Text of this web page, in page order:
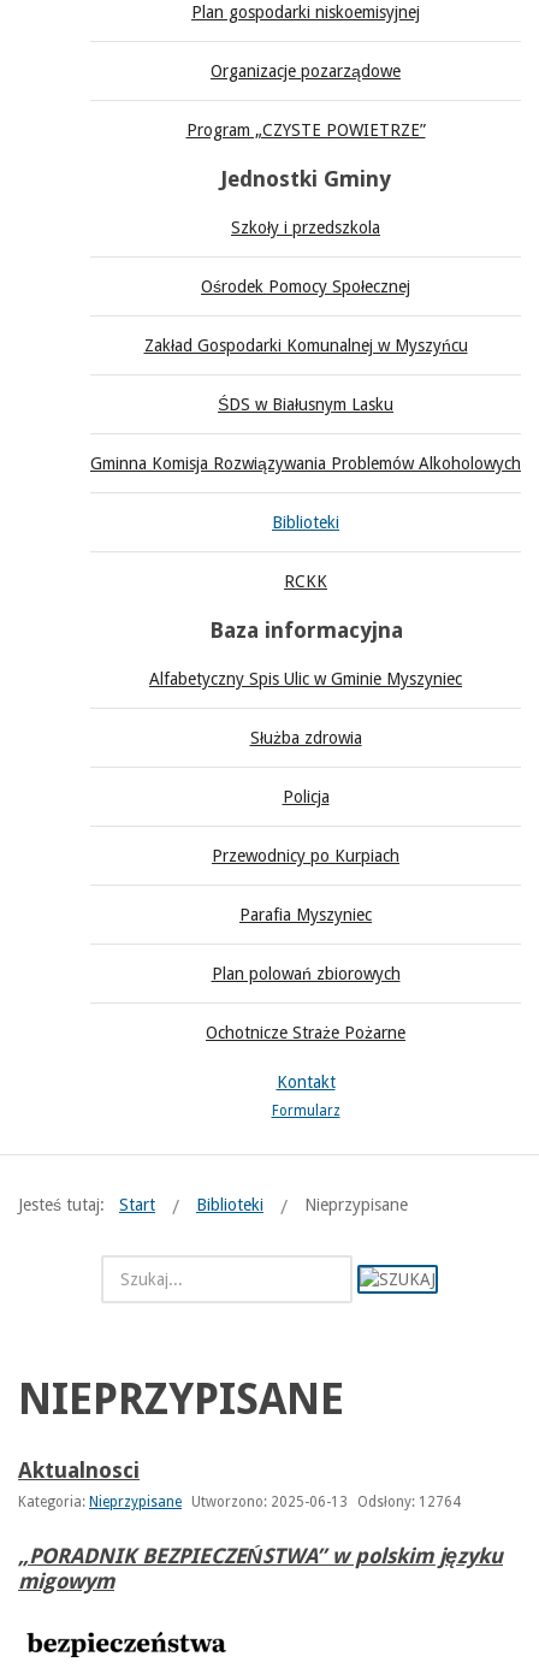
Plan gospodarki niskoemisyjnej
Organizacje pozarządowe
Program „CZYSTE POWIETRZE”
Jednostki Gminy
Szkoły i przedszkola
Ośrodek Pomocy Społecznej
Zakład Gospodarki Komunalnej w Myszyńcu
ŚDS w Białusnym Lasku
Gminna Komisja Rozwiązywania Problemów Alkoholowych
Biblioteki
RCKK
Baza informacyjna
Alfabetyczny Spis Ulic w Gminie Myszyniec
Służba zdrowia
Policja
Przewodnicy po Kurpiach
Parafia Myszyniec
Plan polowań zbiorowych
Ochotnicze Straże Pożarne
Kontakt
Formularz
Jesteś tutaj: Start Biblioteki Nieprzypisane
NIEPRZYPISANE
Aktualnosci
Kategoria: Nieprzypisane Utworzono: 2025-06-13 Odsłony: 12764
„PORADNIK BEZPIECZEŃSTWA” w polskim języku
migowym